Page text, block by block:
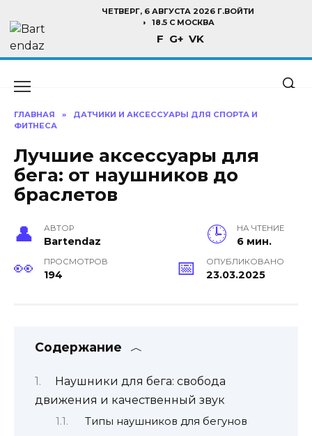
содержанию
ЧЕТВЕРГ, 6 АВГУСТА 2026 Г.ВОЙТИ
18.5 C МОСКВА
F G+ VK
ГЛАВНАЯ »
ДАТЧИКИ И АКСЕССУАРЫ ДЛЯ СПОРТА И
ФИТНЕСА
Лучшие аксессуары для
бега: от наушников до
браслетов
АВТОР
Bartendaz
НА ЧТЕНИЕ
6 мин.
ПРОСМОТРОВ
194
ОПУБЛИКОВАНО
23.03.2025
Содержание
Наушники для бега: свобода
движения и качественный звук
Типы наушников для бегунов